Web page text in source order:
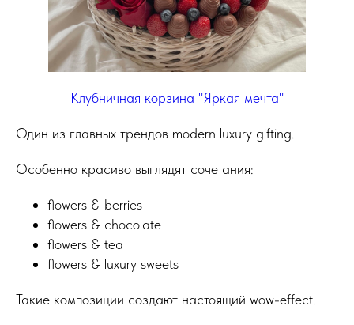
Клубничная корзина "Яркая мечта"
Один из главных трендов modern luxury gifting.
Особенно красиво выглядят сочетания:
flowers & berries
flowers & chocolate
flowers & tea
flowers & luxury sweets
Такие композиции создают настоящий wow-effect.